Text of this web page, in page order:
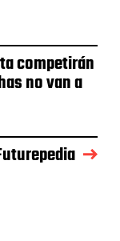
competirán
no van a